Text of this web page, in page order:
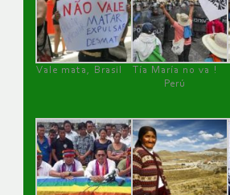
Vale mata, Brasil
Tía María no va !
Perú